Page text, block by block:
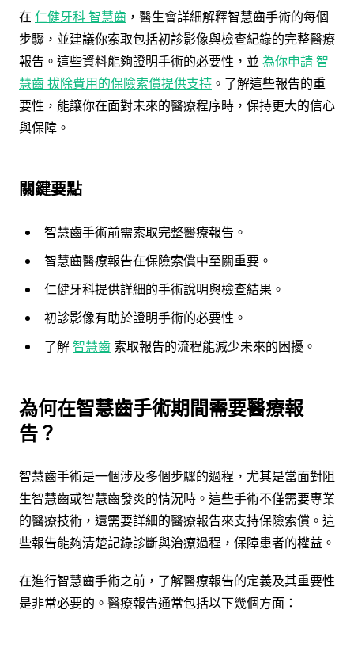
在 仁健牙科 智慧齒 ，醫生會詳細解釋智慧齒手術的每個
步驟，並建議你索取包括初診影像與檢查紀錄的完整醫療
報告。這些資料能夠證明手術的必要性，並 為你申請 智
慧齒 拔除費用的保險索償提供支持 。了解這些報告的重
要性，能讓你在面對未來的醫療程序時，保持更大的信心
與保障。
關鍵要點
智慧齒手術前需索取完整醫療報告。
智慧齒醫療報告在保險索償中至關重要。
仁健牙科提供詳細的手術說明與檢查結果。
初診影像有助於證明手術的必要性。
了解智慧齒 索取報告的流程能減少未來的困擾。
為何在智慧齒手術期間需要醫療報
告？
智慧齒手術是一個涉及多個步驟的過程，尤其是當面對阻
生智慧齒或智慧齒發炎的情況時。這些手術不僅需要專業
的醫療技術，還需要詳細的醫療報告來支持保險索償。這
些報告能夠清楚記錄診斷與治療過程，保障患者的權益。
在進行智慧齒手術之前，了解醫療報告的定義及其重要性
是非常必要的。醫療報告通常包括以下幾個方面：